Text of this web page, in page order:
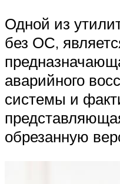
Одной из
без ОС,
аварийного
системы и
обрезанную